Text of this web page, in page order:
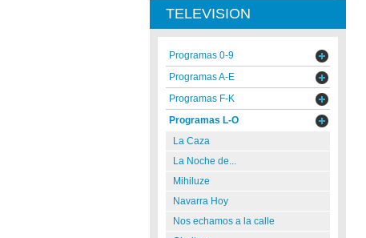
TELEVISION
Programas 0-9
Programas A-E
Programas F-K
Programas L-O
La Caza
La Noche de...
Mihiluze
Navarra Hoy
Nos echamos a la calle